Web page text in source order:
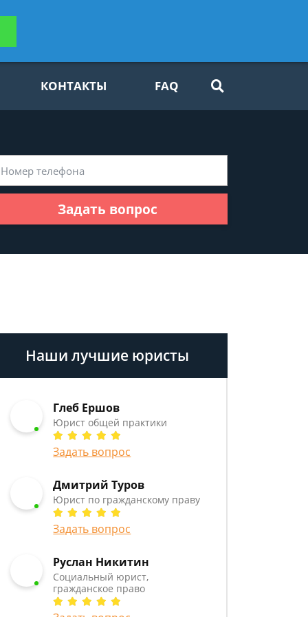
КОНТАКТЫ FAQ
Задать вопрос
Наши лучшие юристы
Глеб Ершов
Юрист общей практики
Задать вопрос
Дмитрий Туров
Юрист по гражданскому праву
Задать вопрос
Руслан Никитин
Социальный юрист,
гражданское право